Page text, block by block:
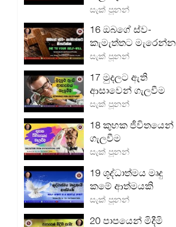
සැක් පූනන්
16 ඔබගේ ස්ව-
කැමැත්තට මැරෙන්න
සැක් පූනන්
17 මුදලට ඇති
ආසාවෙන් ගැලවීම
සැක් පූනන්
18 කුහක ජීවිතයෙන්
ගැලවීම
සැක් පූනන්
19 ශූද්ධාත්මය මෘදු
කමේ ආත්මයකි
සැක් පූනන්
20 පාපයෙන් මිදීමි